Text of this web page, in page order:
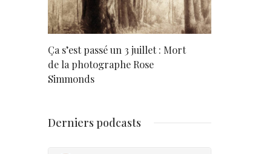
Ça s’est passé un 3 juillet : Mort
de la photographe Rose
Simmonds
Derniers podcasts